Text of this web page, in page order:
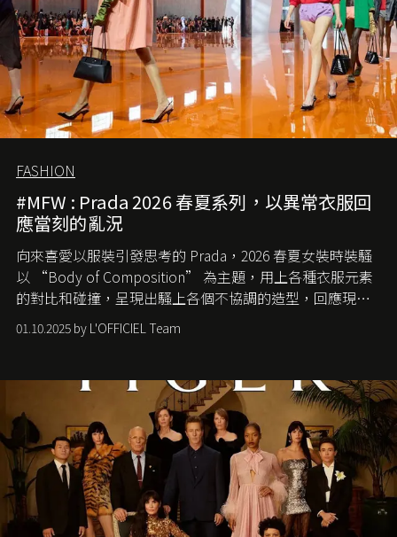
FASHION
#MFW : Prada 2026 春夏系列，以異常衣服回
應當刻的亂況
向來喜愛以服裝引發思考的 Prada，2026 春夏女裝時裝騷
以 “Body of Composition” 為主題，用上各種衣服元素
的對比和碰撞，呈現出騷上各個不協調的造型，回應現今
社會各種資訊、文化超載的現象。
01.10.2025 by L'OFFICIEL Team